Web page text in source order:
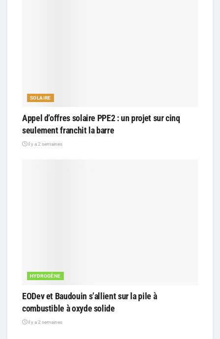
SOLAIRE
Appel d’offres solaire PPE2 : un projet sur cinq
seulement franchit la barre
il y a 2 semaines
HYDROGÈNE
EODev et Baudouin s’allient sur la pile à
combustible à oxyde solide
il y a 2 semaines